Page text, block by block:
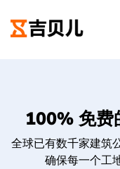
100% 免费
全球已有数千家建筑
确保每一个工